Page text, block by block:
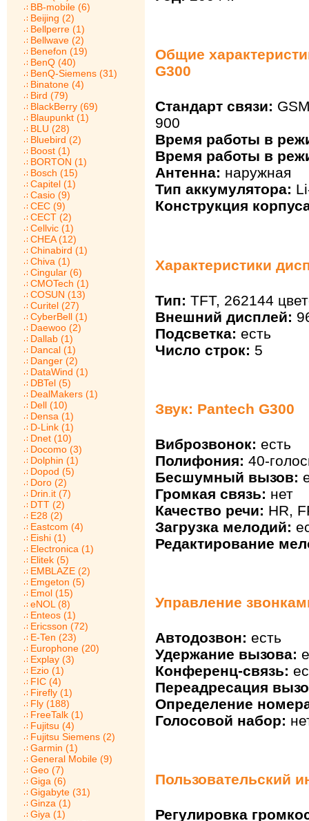
BB-mobile (6)
Beijing (2)
Bellperre (1)
Bellwave (2)
Benefon (19)
BenQ (40)
BenQ-Siemens (31)
Binatone (4)
Bird (79)
BlackBerry (69)
Blaupunkt (1)
BLU (28)
Bluebird (2)
Boost (1)
BORTON (1)
Bosch (15)
Capitel (1)
Casio (9)
CEC (9)
CECT (2)
Cellvic (1)
CHEA (12)
Chinabird (1)
Chiva (1)
Cingular (6)
CMOTech (1)
COSUN (13)
Curitel (27)
CyberBell (1)
Daewoo (2)
Dallab (1)
Dancal (1)
Danger (2)
DataWind (1)
DBTel (5)
DealMakers (1)
Dell (10)
Densa (1)
D-Link (1)
Dnet (10)
Docomo (3)
Dolphin (1)
Dopod (5)
Doro (2)
Drin.it (7)
DTT (2)
E28 (2)
Eastcom (4)
Eishi (1)
Electronica (1)
Elitek (5)
EMBLAZE (2)
Emgeton (5)
Emol (15)
eNOL (8)
Enteos (1)
Ericsson (72)
E-Ten (23)
Europhone (20)
Explay (3)
Ezio (1)
FIC (4)
Firefly (1)
Fly (188)
FreeTalk (1)
Fujitsu (4)
Fujitsu Siemens (2)
Garmin (1)
General Mobile (9)
Geo (7)
Giga (6)
Gigabyte (31)
Ginza (1)
Giya (1)
Общие
G300
Стандарт связи:
900
Время работы в
Время работы в
Антенна: наружная
Тип аккумулятора:
Конструкция
Характеристики
Тип: TFT, 262144
Внешний дисплей:
Подсветка: есть
Число строк: 5
Звук: Pantech G300
Виброзвонок: есть
Полифония: 40-
Бесшумный вызов:
Громкая связь: нет
Качество речи: HR,
Загрузка мелодий:
Редактирование
Управление
Автодозвон: есть
Удержание вызова:
Конференц-связь:
Переадресация
Определение
Голосовой набор:
Пользовательский
Регулировка